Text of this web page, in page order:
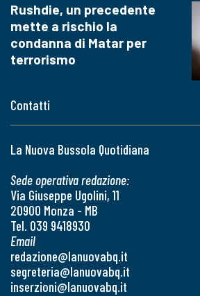
Contatti
La Nuova Bussola Quotidiana
Sede operativa redazione:
Via Giuseppe Ugolini, 11
20900 Monza - MB
Tel. 039 9418930
Email
redazione@lanuovabq.it
segreteria@lanuovabq.it
inserzioni@lanuovabq.it
Rushdie, un precedente
mette a rischio la
condanna di Matar per
terrorismo